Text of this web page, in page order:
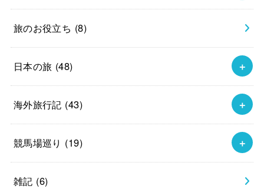
旅のお役立ち (8)
日本の旅 (48)
海外旅行記 (43)
競馬場巡り (19)
雑記 (6)